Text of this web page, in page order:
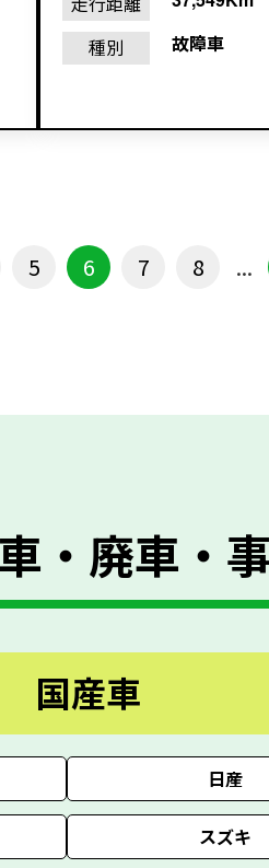
種別
故障車
5 6 7 8 ...
・廃車・
国産車
日産
スズキ